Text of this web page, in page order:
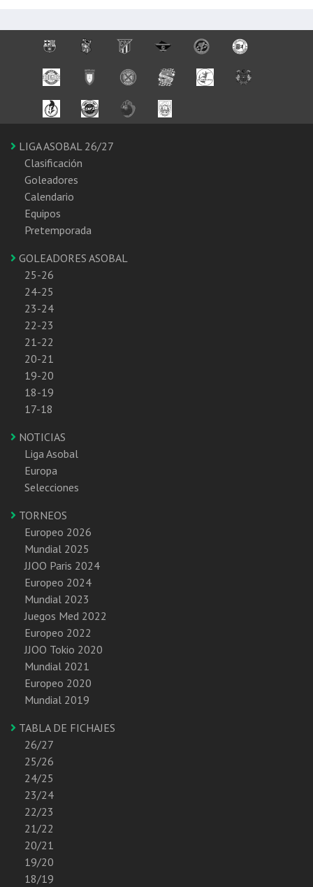
LIGA ASOBAL 26/27
Clasificación
Goleadores
Calendario
Equipos
Pretemporada
GOLEADORES ASOBAL
25-26
24-25
23-24
22-23
21-22
20-21
19-20
18-19
17-18
NOTICIAS
Liga Asobal
Europa
Selecciones
TORNEOS
Europeo 2026
Mundial 2025
JJOO Paris 2024
Europeo 2024
Mundial 2023
Juegos Med 2022
Europeo 2022
JJOO Tokio 2020
Mundial 2021
Europeo 2020
Mundial 2019
TABLA DE FICHAJES
26/27
25/26
24/25
23/24
22/23
21/22
20/21
19/20
18/19